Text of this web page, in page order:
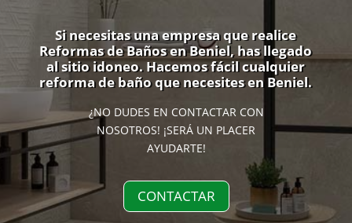
Si necesitas una empresa que realice
Reformas de Baños en Beniel, has llegado
al sitio idoneo. Hacemos fácil cualquier
reforma de baño que necesites en Beniel.
¿NO DUDES EN CONTACTAR CON
NOSOTROS! ¡SERÁ UN PLACER
AYUDARTE!
CONTACTAR